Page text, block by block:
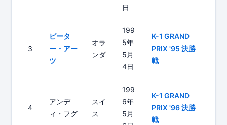
日
3
ピータ
ー・アー
ツ
オラ
ンダ
199
5年
5月
4日
K-1 GRAND
PRIX '95 決勝
戦
4
アンデ
ィ・フグ
スイ
ス
199
6年
5月
K-1 GRAND
PRIX '96 決勝
戦